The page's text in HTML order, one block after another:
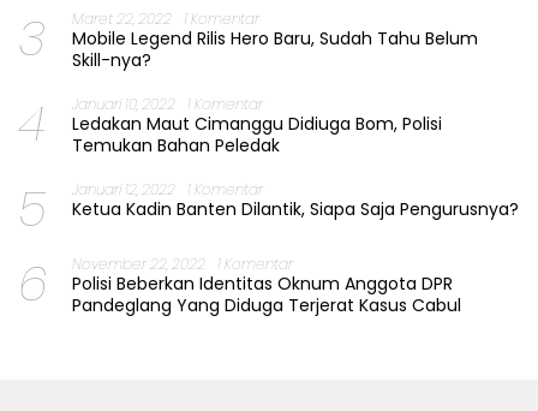
3 Maret 22, 2022 1 Komentar
Mobile Legend Rilis Hero Baru, Sudah Tahu Belum
Skill-nya?
4 Januari 10, 2022 1 Komentar
Ledakan Maut Cimanggu Didiuga Bom, Polisi
Temukan Bahan Peledak
5 Januari 12, 2022 1 Komentar
Ketua Kadin Banten Dilantik, Siapa Saja Pengurusnya?
6 November 22, 2022 1 Komentar
Polisi Beberkan Identitas Oknum Anggota DPR
Pandeglang Yang Diduga Terjerat Kasus Cabul